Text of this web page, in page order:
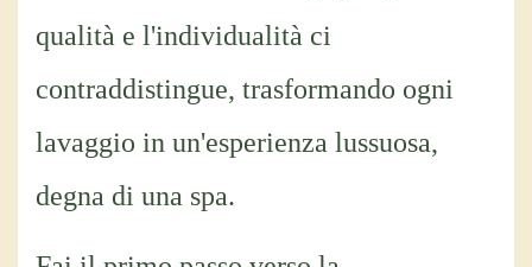
qualità e l'individualità ci
contraddistingue, trasformando ogni
lavaggio in un'esperienza lussuosa,
degna di una spa.